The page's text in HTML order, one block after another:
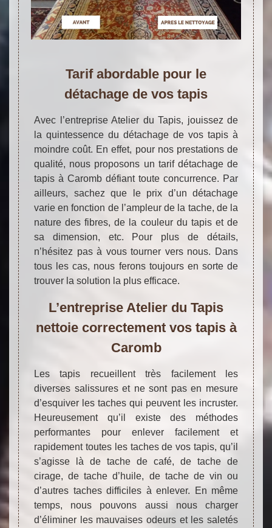
Tarif abordable pour le
détachage de vos tapis
Avec l’entreprise Atelier du Tapis, jouissez de
la quintessence du détachage de vos tapis à
moindre coût. En effet, pour nos prestations de
qualité, nous proposons un tarif détachage de
tapis à Caromb défiant toute concurrence. Par
ailleurs, sachez que le prix d’un détachage
varie en fonction de l’ampleur de la tache, de la
nature des fibres, de la couleur du tapis et de
sa dimension, etc. Pour plus de détails,
n’hésitez pas à vous tourner vers nous. Dans
tous les cas, nous ferons toujours en sorte de
trouver la solution la plus efficace.
L’entreprise Atelier du Tapis
nettoie correctement vos tapis à
Caromb
Les tapis recueillent très facilement les
diverses salissures et ne sont pas en mesure
d’esquiver les taches qui peuvent les incruster.
Heureusement qu’il existe des méthodes
performantes pour enlever facilement et
rapidement toutes les taches de vos tapis, qu’il
s’agisse là de tache de café, de tache de
cirage, de tache d’huile, de tache de vin ou
d’autres taches difficiles à enlever. En même
temps, nous pouvons aussi nous charger
d’éliminer les mauvaises odeurs et les saletés